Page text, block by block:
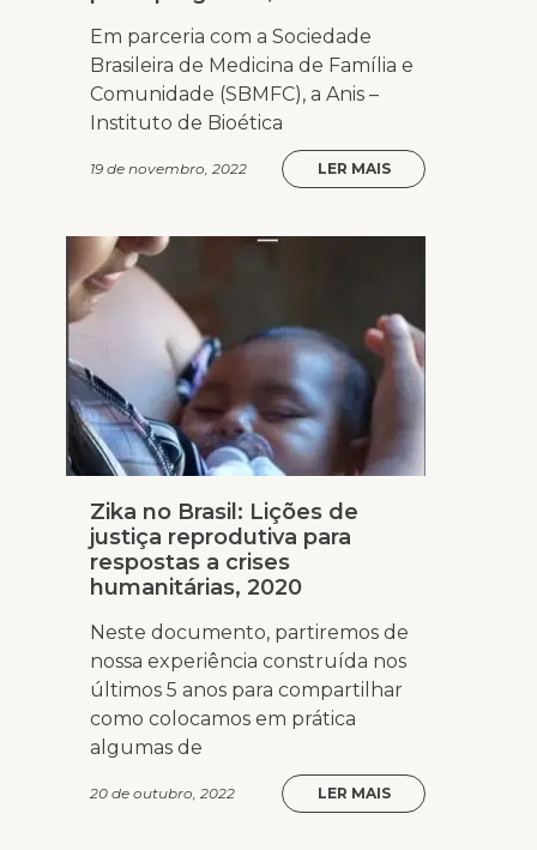
Em parceria com a Sociedade
Brasileira de Medicina de Família e
Comunidade (SBMFC), a Anis –
Instituto de Bioética
19 de novembro, 2022 LER MAIS
Zika no Brasil: Lições de
justiça reprodutiva para
respostas a crises
humanitárias, 2020
Neste documento, partiremos de
nossa experiência construída nos
últimos 5 anos para compartilhar
como colocamos em prática
algumas de
20 de outubro, 2022 LER MAIS